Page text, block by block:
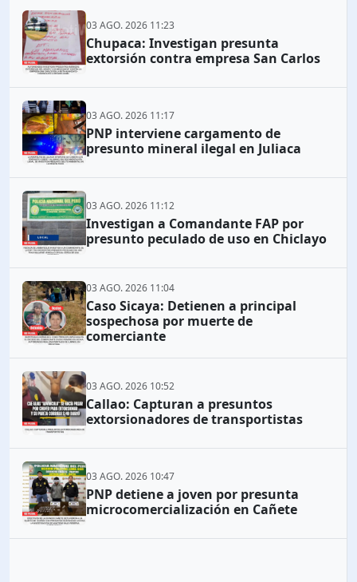
03 AGO. 2026 11:23
Chupaca: Investigan presunta
extorsión contra empresa San Carlos
03 AGO. 2026 11:17
PNP interviene cargamento de
presunto mineral ilegal en Juliaca
03 AGO. 2026 11:12
Investigan a Comandante FAP por
presunto peculado de uso en Chiclayo
03 AGO. 2026 11:04
Caso Sicaya: Detienen a principal
sospechosa por muerte de
comerciante
03 AGO. 2026 10:52
Callao: Capturan a presuntos
extorsionadores de transportistas
03 AGO. 2026 10:47
PNP detiene a joven por presunta
microcomercialización en Cañete